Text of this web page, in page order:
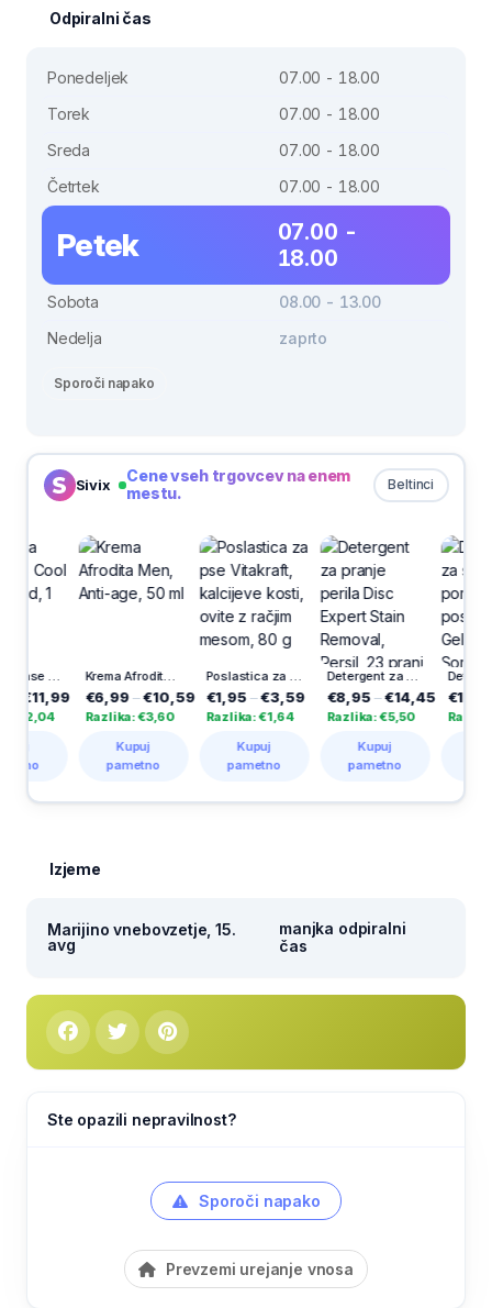
Odpiralni čas
Ponedeljek
07.00 - 18.00
Torek
07.00 - 18.00
Sreda
07.00 - 18.00
Četrtek
07.00 - 18.00
Petek
07.00 -
18.00
Sobota
08.00 - 13.00
Nedelja
zaprto
Sporoči napako
Sivix Beltinci
Cene vseh trgovcev na enem
mestu.
Krema Afrodita Men, Anti-age, 50 ml
€6,99– €10,59
Razlika: €3,60
pametno
Poslastica za pse Vitakraft, kalcijeve kosti, ovite z račjim mesom, 80 g
€1,95– €3,59
Razlika: €1,64
pametno
Detergent za pranje perila Disc Expert Stain Removal, Persil, 23 pranj
€8,95– €14,45
Razlika: €5,50
pametno
€13,50
Razlika:
Izjeme
Marijino vnebovzetje, 15.
avg
manjka odpiralni
čas
Ste opazili nepravilnost?
Sporoči napako
Prevzemi urejanje vnosa